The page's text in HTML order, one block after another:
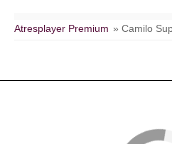
Atresplayer Premium » Camilo